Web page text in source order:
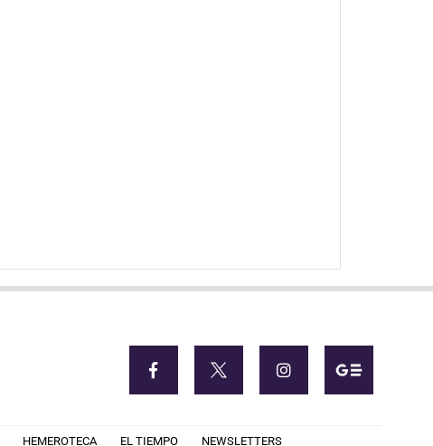
HEMEROTECA EL TIEMPO NEWSLETTERS